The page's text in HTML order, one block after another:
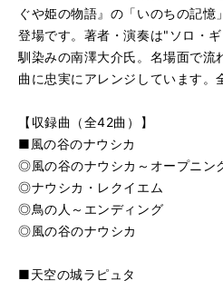
ぐや姫の物語』の「いのちの記
登場です。著者・演奏は"ソロ・
馴染みの南澤大介氏。名場面で流
曲に忠実にアレンジしています。
【収録曲（全42曲）】
■風の谷のナウシカ
◎風の谷のナウシカ～オープニン
◎ナウシカ・レクイエム
◎鳥の人～エンディング
◎風の谷のナウシカ
■天空の城ラピュタ